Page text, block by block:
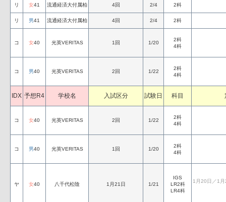
リ 女41 流通経済大付属柏 4回 2/4 2科
リ 男41 流通経済大付属柏 4回 2/4 2科
コ 女40 光英VERITAS 1回 1/20
2科
4科
コ 男40 光英VERITAS 2回 1/22
2科
4科
IDX 予想R4 学校名 入試区分 試験日 科目
コ 女40 光英VERITAS 2回 1/22
2科
4科
コ 男40 光英VERITAS 1回 1/20
2科
4科
ヤ 女40 八千代松陰 1月21日 1/21
IGS
LR2科
LR4科
1月20日／1